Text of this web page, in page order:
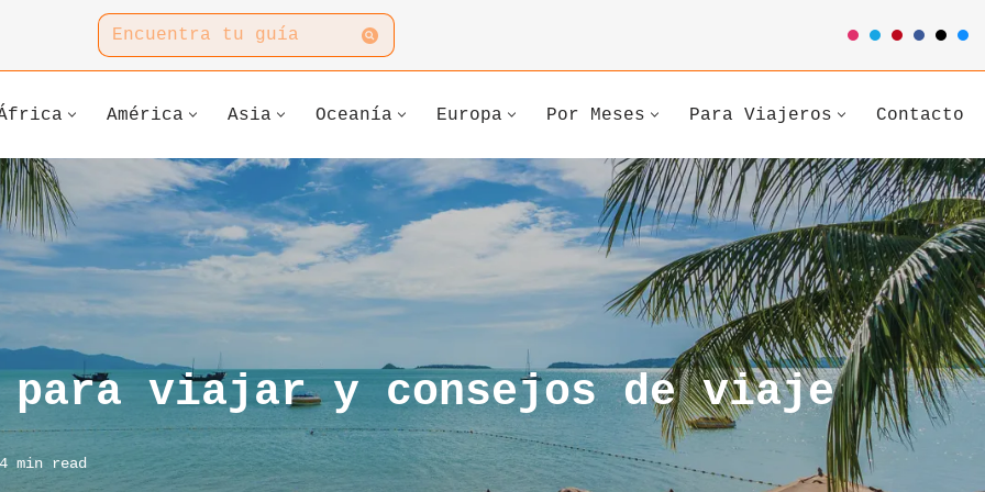
América Asia Oceanía Europa Por Meses Para Viajeros Contacto
para viajar y consejos de viaje
min read